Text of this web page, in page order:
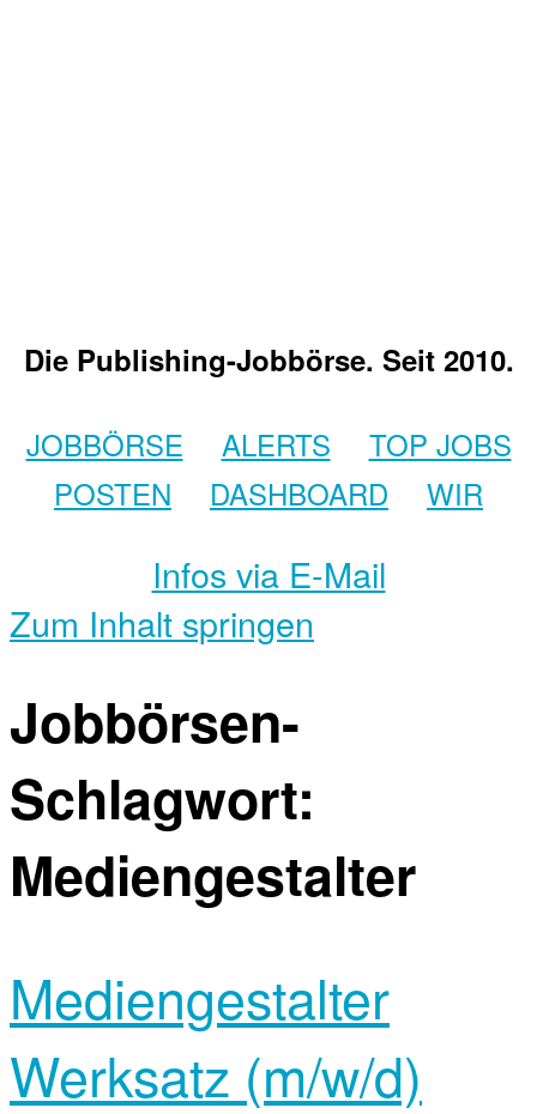
Die Publishing-Jobbörse. Seit 2010.
JOBBÖRSE ALERTS
TOP JOBS
POSTEN
DASHBOARD WIR
Infos via E-Mail
Zum Inhalt springen
Jobbörsen-
Schlagwort:
Mediengestalter
Mediengestalter
Werksatz (m/w/d)